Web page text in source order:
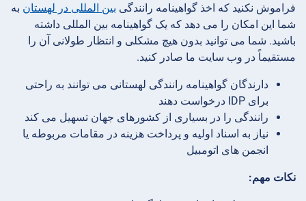
فراموش نکنید که اخذ گواهینامه رانندگی بین المللی در لهستان به
شما این امکان را می دهد که یک گواهینامه بین المللی داشته
باشید. شما می توانید بدون هیچ مشکلی و انتظار طولانی آن را
مستقیماً در وب سایت ما صادر کنید.
دارندگان گواهینامه رانندگی لهستانی می توانند به راحتی
برای IDP درخواست دهند
رانندگی را در بسیاری از کشورهای جهان تسهیل می کند
نیاز به اسناد اولیه و پرداخت هزینه در مقامات مربوطه یا
انجمن های اتومبیل
نکات مهم: